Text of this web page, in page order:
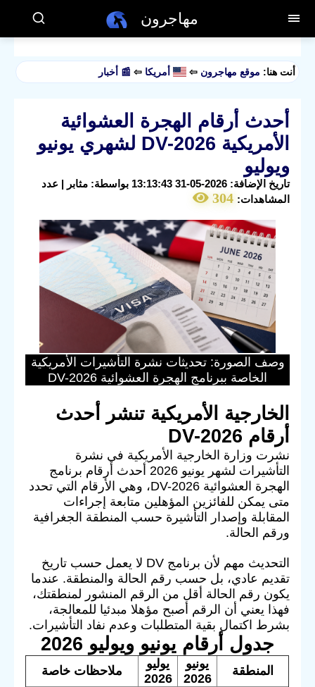
مهاجرون
أنت هنا: موقع مهاجرون ⇦ أمريكا ⇦ 📰 أخبار
أحدث أرقام الهجرة العشوائية
الأمريكية DV-2026 لشهري يونيو
ويوليو
تاريخ الإضافة: 2026-05-31 13:13:43 بواسطة: مثابر | عدد
المشاهدات: 304
وصف الصورة: تحديثات نشرة التأشيرات الأمريكية
الخاصة ببرنامج الهجرة العشوائية DV-2026
الخارجية الأمريكية تنشر أحدث
أرقام DV-2026
نشرت وزارة الخارجية الأمريكية في نشرة
التأشيرات لشهر يونيو 2026 أحدث أرقام برنامج
الهجرة العشوائية DV-2026، وهي الأرقام التي تحدد
متى يمكن للفائزين المؤهلين متابعة إجراءات
المقابلة وإصدار التأشيرة حسب المنطقة الجغرافية
ورقم الحالة.
التحديث مهم لأن برنامج DV لا يعمل حسب تاريخ
تقديم عادي، بل حسب رقم الحالة والمنطقة. عندما
يكون رقم الحالة أقل من الرقم المنشور لمنطقتك،
فهذا يعني أن الرقم أصبح مؤهلا مبدئيا للمعالجة،
بشرط اكتمال بقية المتطلبات وعدم نفاد التأشيرات.
جدول أرقام يونيو ويوليو 2026
المنطقة
يونيو
2026
يوليو
2026
ملاحظات خاصة